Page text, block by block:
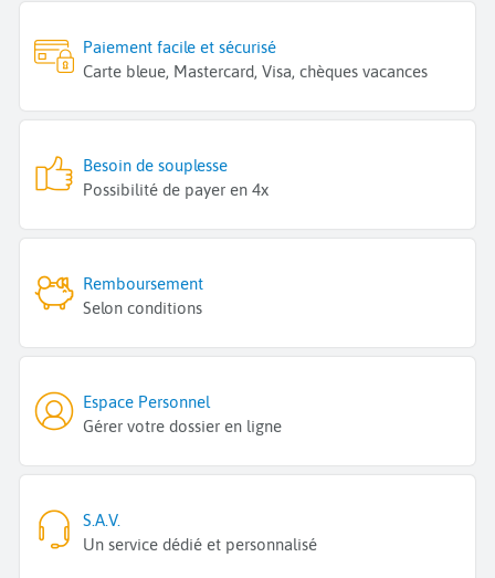
Paiement facile et sécurisé
Carte bleue, Mastercard, Visa, chèques vacances
Besoin de souplesse
Possibilité de payer en 4x
Remboursement
Selon conditions
Espace Personnel
Gérer votre dossier en ligne
S.A.V.
Un service dédié et personnalisé